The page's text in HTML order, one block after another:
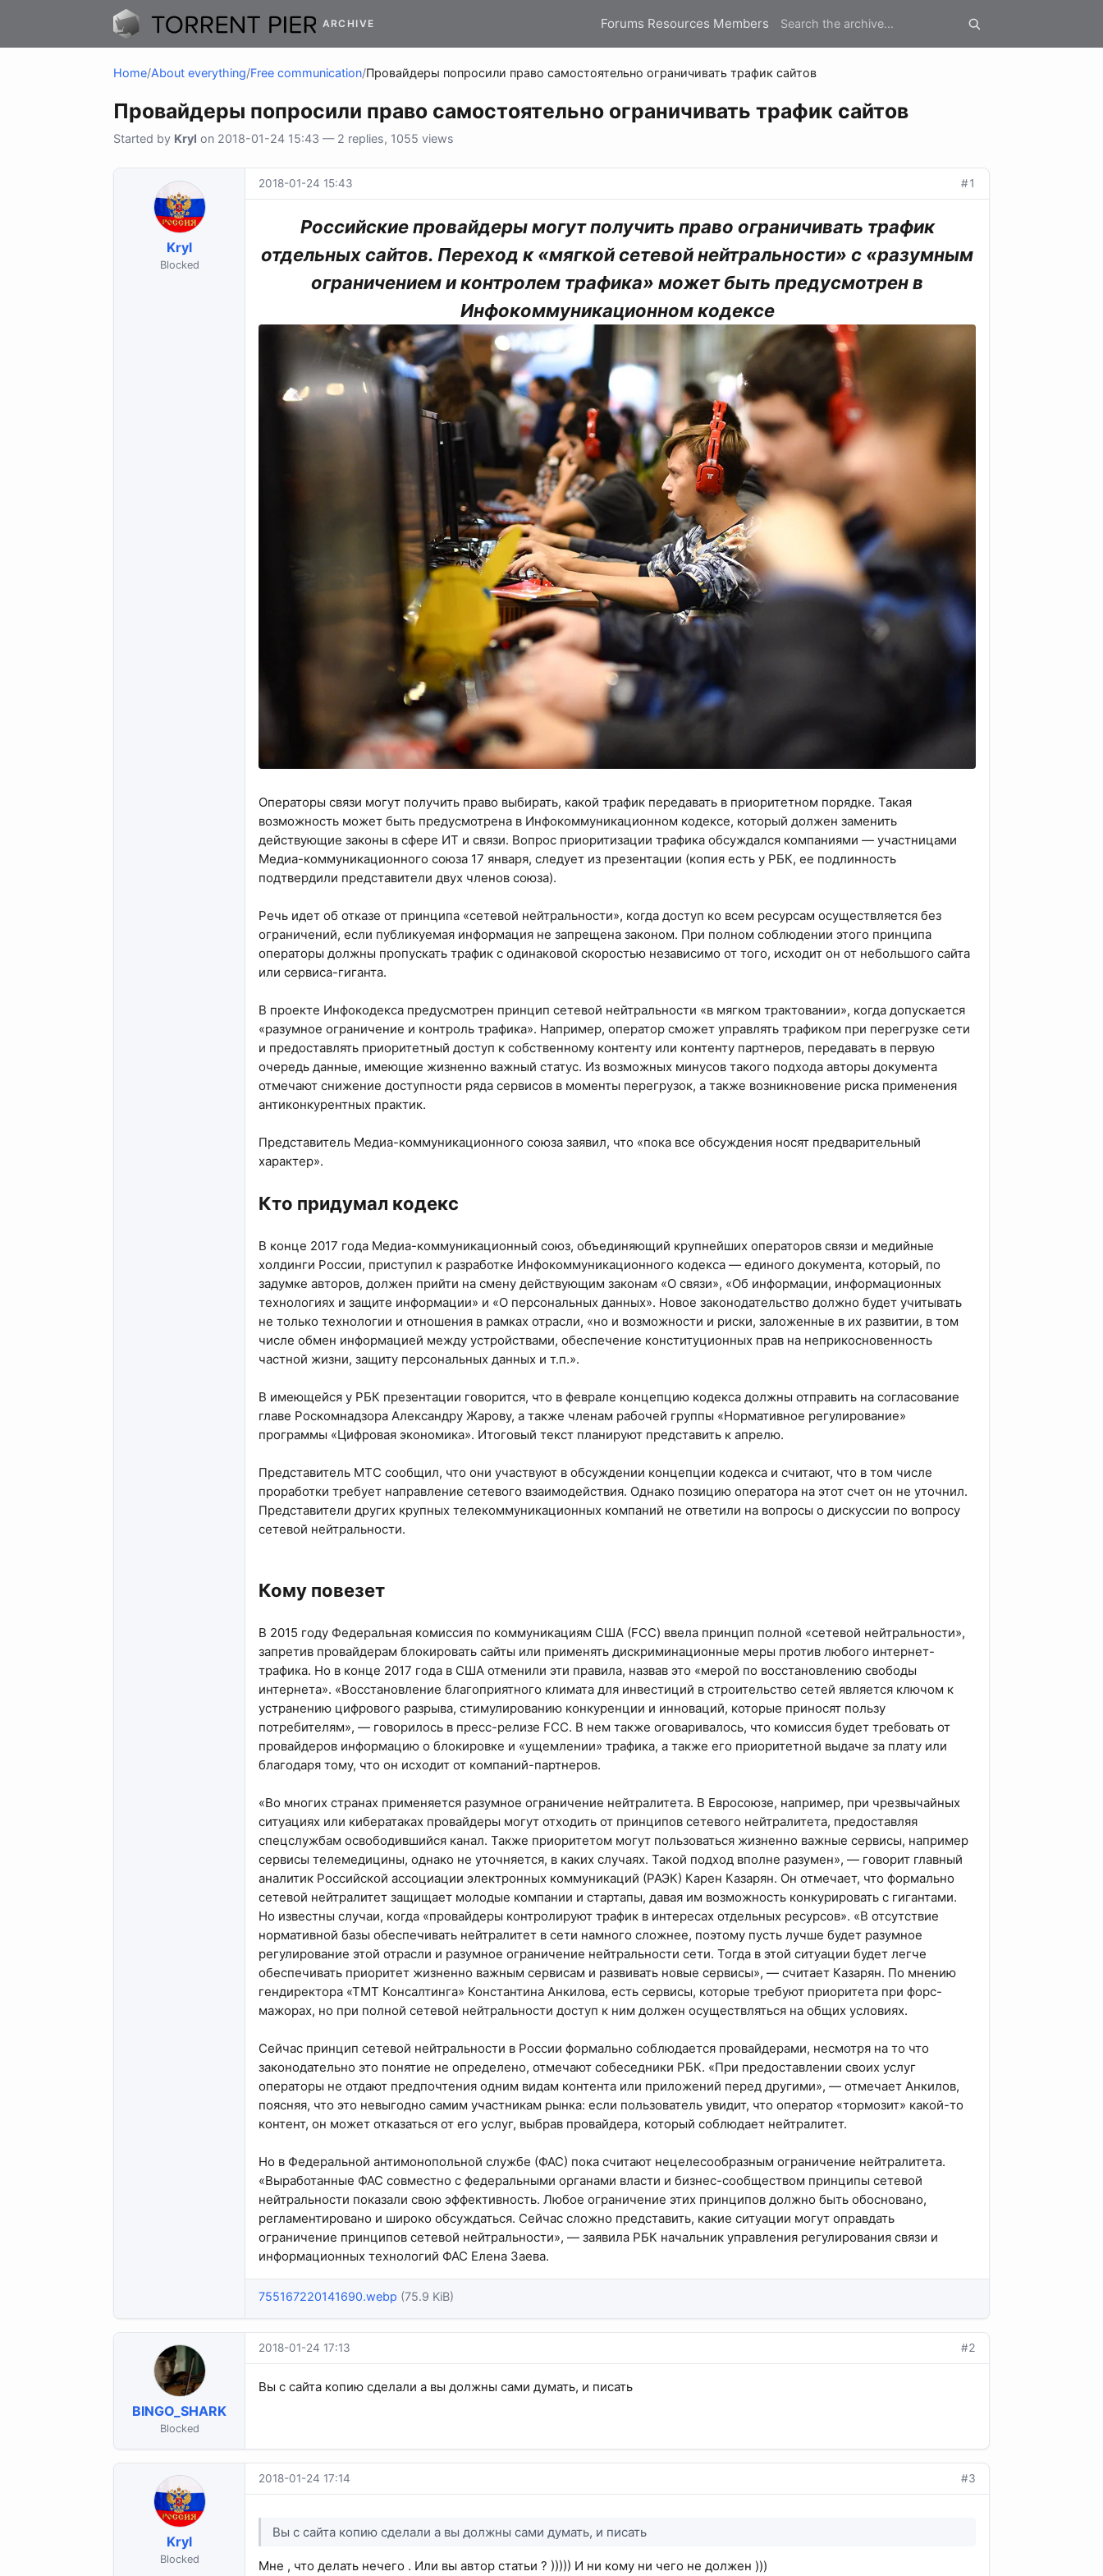
ARCHIVE Forums Resources Members
Home/About everything/Free communication/Провайдеры попросили право самостоятельно ограничивать трафик сайтов
Провайдеры попросили право самостоятельно ограничивать трафик сайтов
Started by Kryl on 2018-01-24 15:43 — 2 replies, 1055 views
Kryl
Blocked
2018-01-24 15:43 #1
Российские провайдеры могут получить право ограничивать трафик
отдельных сайтов. Переход к «мягкой сетевой нейтральности» с «разумным
ограничением и контролем трафика» может быть предусмотрен в
Инфокоммуникационном кодексе
Операторы связи могут получить право выбирать, какой трафик передавать в приоритетном порядке. Такая
возможность может быть предусмотрена в Инфокоммуникационном кодексе, который должен заменить
действующие законы в сфере ИТ и связи. Вопрос приоритизации трафика обсуждался компаниями — участницами
Медиа-коммуникационного союза 17 января, следует из презентации (копия есть у РБК, ее подлинность
подтвердили представители двух членов союза).
Речь идет об отказе от принципа «сетевой нейтральности», когда доступ ко всем ресурсам осуществляется без
ограничений, если публикуемая информация не запрещена законом. При полном соблюдении этого принципа
операторы должны пропускать трафик с одинаковой скоростью независимо от того, исходит он от небольшого сайта
или сервиса-гиганта.
В проекте Инфокодекса предусмотрен принцип сетевой нейтральности «в мягком трактовании», когда допускается
«разумное ограничение и контроль трафика». Например, оператор сможет управлять трафиком при перегрузке сети
и предоставлять приоритетный доступ к собственному контенту или контенту партнеров, передавать в первую
очередь данные, имеющие жизненно важный статус. Из возможных минусов такого подхода авторы документа
отмечают снижение доступности ряда сервисов в моменты перегрузок, а также возникновение риска применения
антиконкурентных практик.
Представитель Медиа-коммуникационного союза заявил, что «пока все обсуждения носят предварительный
характер».
Кто придумал кодекс
В конце 2017 года Медиа-коммуникационный союз, объединяющий крупнейших операторов связи и медийные
холдинги России, приступил к разработке Инфокоммуникационного кодекса — единого документа, который, по
задумке авторов, должен прийти на смену действующим законам «О связи», «Об информации, информационных
технологиях и защите информации» и «О персональных данных». Новое законодательство должно будет учитывать
не только технологии и отношения в рамках отрасли, «но и возможности и риски, заложенные в их развитии, в том
числе обмен информацией между устройствами, обеспечение конституционных прав на неприкосновенность
частной жизни, защиту персональных данных и т.п.».
В имеющейся у РБК презентации говорится, что в феврале концепцию кодекса должны отправить на согласование
главе Роскомнадзора Александру Жарову, а также членам рабочей группы «Нормативное регулирование»
программы «Цифровая экономика». Итоговый текст планируют представить к апрелю.
Представитель МТС сообщил, что они участвуют в обсуждении концепции кодекса и считают, что в том числе
проработки требует направление сетевого взаимодействия. Однако позицию оператора на этот счет он не уточнил.
Представители других крупных телекоммуникационных компаний не ответили на вопросы о дискуссии по вопросу
сетевой нейтральности.
Кому повезет
В 2015 году Федеральная комиссия по коммуникациям США (FCC) ввела принцип полной «сетевой нейтральности»,
запретив провайдерам блокировать сайты или применять дискриминационные меры против любого интернет-
трафика. Но в конце 2017 года в США отменили эти правила, назвав это «мерой по восстановлению свободы
интернета». «Восстановление благоприятного климата для инвестиций в строительство сетей является ключом к
устранению цифрового разрыва, стимулированию конкуренции и инноваций, которые приносят пользу
потребителям», — говорилось в пресс-релизе FCC. В нем также оговаривалось, что комиссия будет требовать от
провайдеров информацию о блокировке и «ущемлении» трафика, а также его приоритетной выдаче за плату или
благодаря тому, что он исходит от компаний-партнеров.
«Во многих странах применяется разумное ограничение нейтралитета. В Евросоюзе, например, при чрезвычайных
ситуациях или кибератаках провайдеры могут отходить от принципов сетевого нейтралитета, предоставляя
спецслужбам освободившийся канал. Также приоритетом могут пользоваться жизненно важные сервисы, например
сервисы телемедицины, однако не уточняется, в каких случаях. Такой подход вполне разумен», — говорит главный
аналитик Российской ассоциации электронных коммуникаций (РАЭК) Карен Казарян. Он отмечает, что формально
сетевой нейтралитет защищает молодые компании и стартапы, давая им возможность конкурировать с гигантами.
Но известны случаи, когда «провайдеры контролируют трафик в интересах отдельных ресурсов». «В отсутствие
нормативной базы обеспечивать нейтралитет в сети намного сложнее, поэтому пусть лучше будет разумное
регулирование этой отрасли и разумное ограничение нейтральности сети. Тогда в этой ситуации будет легче
обеспечивать приоритет жизненно важным сервисам и развивать новые сервисы», — считает Казарян. По мнению
гендиректора «ТМТ Консалтинга» Константина Анкилова, есть сервисы, которые требуют приоритета при форс-
мажорах, но при полной сетевой нейтральности доступ к ним должен осуществляться на общих условиях.
Сейчас принцип сетевой нейтральности в России формально соблюдается провайдерами, несмотря на то что
законодательно это понятие не определено, отмечают собеседники РБК. «При предоставлении своих услуг
операторы не отдают предпочтения одним видам контента или приложений перед другими», — отмечает Анкилов,
поясняя, что это невыгодно самим участникам рынка: если пользователь увидит, что оператор «тормозит» какой-то
контент, он может отказаться от его услуг, выбрав провайдера, который соблюдает нейтралитет.
Но в Федеральной антимонопольной службе (ФАС) пока считают нецелесообразным ограничение нейтралитета.
«Выработанные ФАС совместно с федеральными органами власти и бизнес-сообществом принципы сетевой
нейтральности показали свою эффективность. Любое ограничение этих принципов должно быть обосновано,
регламентировано и широко обсуждаться. Сейчас сложно представить, какие ситуации могут оправдать
ограничение принципов сетевой нейтральности», — заявила РБК начальник управления регулирования связи и
информационных технологий ФАС Елена Заева.
755167220141690.webp (75.9 KiB)
BINGO_SHARK
Blocked
2018-01-24 17:13 #2
Вы с сайта копию сделали а вы должны сами думать, и писать
Kryl
Blocked
2018-01-24 17:14 #3
Вы с сайта копию сделали а вы должны сами думать, и писать
Мне , что делать нечего . Или вы автор статьи ? ))))) И ни кому ни чего не должен )))